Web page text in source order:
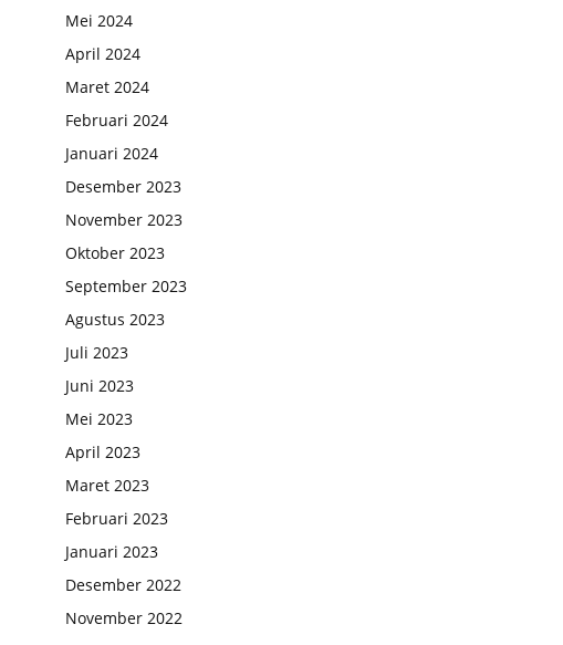
Mei 2024
April 2024
Maret 2024
Februari 2024
Januari 2024
Desember 2023
November 2023
Oktober 2023
September 2023
Agustus 2023
Juli 2023
Juni 2023
Mei 2023
April 2023
Maret 2023
Februari 2023
Januari 2023
Desember 2022
November 2022